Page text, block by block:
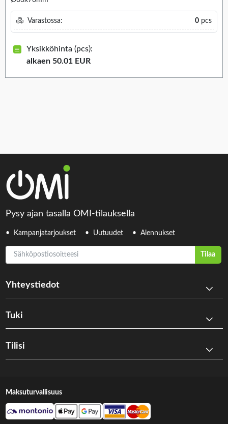
Varastossa: 0 pcs
Yksikköhinta (pcs):
alkaen 50.01 EUR
Pysy ajan tasalla OMI-tilauksella
Kampanjatarjoukset Uutuudet Alennukset
Sähköpostiosoitteesi
Tilaa
Yhteystiedot
Tuki
Tilisi
Maksuturvallisuus